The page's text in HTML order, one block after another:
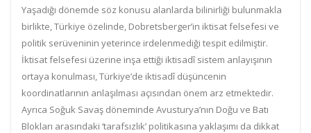
Yaşadığı dönemde söz konusu alanlarda bilinirliği bulunmakla
birlikte, Türkiye özelinde, Dobretsberger’in iktisat felsefesi ve
politik serüveninin yeterince irdelenmediği tespit edilmiştir.
İktisat felsefesi üzerine inşa ettiği iktisadî sistem anlayışının
ortaya konulması, Türkiye’de iktisadî düşüncenin
koordinatlarının anlaşılması açısından önem arz etmektedir.
Ayrıca Soğuk Savaş döneminde Avusturya’nın Doğu ve Batı
Blokları arasındaki ‘tarafsızlık’ politikasına yaklaşımı da dikkat